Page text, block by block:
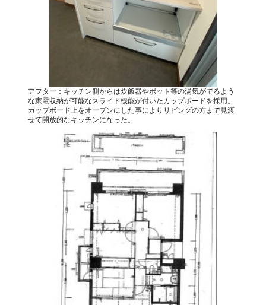
アフター：キッチン側からは炊飯器やポット等の湯気がでるよう
な家電収納が可能なスライド機能が付いたカップボードを採用。
カップボード上をオープンにした事によりリビングの方まで見渡
せて開放的なキッチンになった。